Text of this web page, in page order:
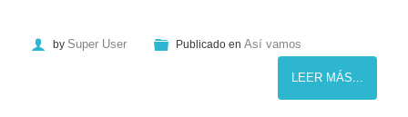
by Super User Publicado en Así vamos
LEER MÁS...